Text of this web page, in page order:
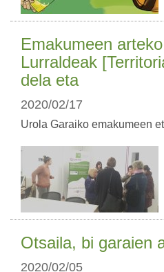
Emakumeen
Lurraldeak
dela eta
2020/02/17
Urola Garaiko emakumeen
Otsaila, bi garaien
2020/02/05